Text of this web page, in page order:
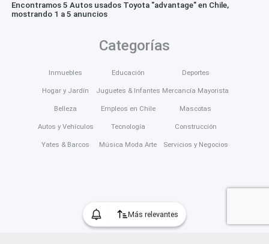
Más relevantes
Encontramos 5 Autos usados Toyota "advantage" en Chile,
mostrando 1 a 5 anuncios
Categorías
Inmuebles
Hogar y Jardín
Belleza
Autos y Vehículos
Yates & Barcos
Educación
Juguetes & Infantes
Empleos en Chile
Tecnología
Música Moda Arte
Deportes
Mercancía Mayorista
Mascotas
Construcción
Servicios y Negocios